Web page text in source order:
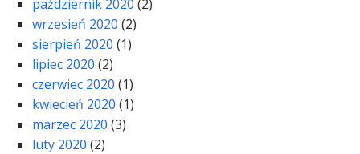
październik 2020 (2)
wrzesień 2020 (2)
sierpień 2020 (1)
lipiec 2020 (2)
czerwiec 2020 (1)
kwiecień 2020 (1)
marzec 2020 (3)
luty 2020 (2)